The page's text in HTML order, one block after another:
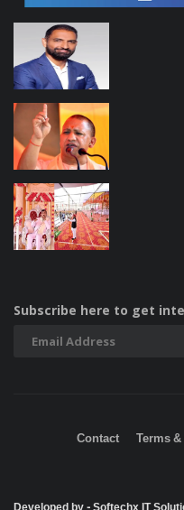
Subscribe here to get
Contact Terms
Developed by - Softechx IT